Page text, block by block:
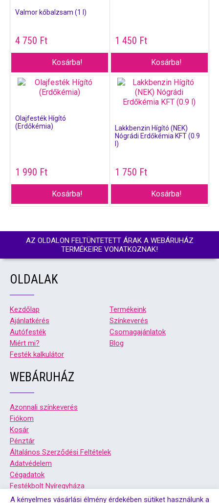
Valmor kőbalzsam (1 l)
4 750 Ft
Kosárba!
1 450 Ft
Kosárba!
Olajfesték Hígító
(Erdőkémia)
1 990 Ft
Kosárba!
Lakkbenzin Hígító (NEK)
Nógrádi Erdőkémia KFT (0.9
l)
1 750 Ft
Kosárba!
AZ OLDALON FELTÜNTETETT ÁRAK A WEBÁRUHÁZ
TERMÉKEIRE VONATKOZNAK!
OLDALAK
Kezdőlap
Termékeink
Ajánlatkérés
Színkeverés
Autófesték
Csomagajánlatok
Miért mi?
Blog
Festék kalkulátor
WEBÁRUHÁZ
Azonnali színkeverés
Fiókom
Kosár
Pénztár
Általános Szerződési Feltételek
Adatvédelem
Cégadatok
Festékbolt Nyíregyháza
Festékbolt Debrecen
A kényelmes vásárlási élmény érdekében sütiket használunk a